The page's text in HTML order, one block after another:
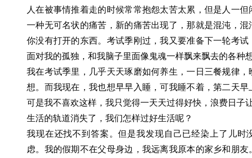
人在被事情推着走的时候常常抱怨太苦太累，但是人一
一种无可名状的痛苦，新的痛苦出现了，那就是混沌，
你没有打开的东西。考试季刚过，我又要准备下一轮考
面对我的孤独，和我脑子里面像鬼魂一样飘来飘去的各种想
我在考试季里，几乎天天琢磨如何养生，一日三餐规律
想。而我现在，我也想早早入睡，可我睡不着，第二天早
可是我不喜欢这样，我只觉得一天天过得好快，浪费日子
生活的轨道消失了，我们怎样过好生活呢？
我现在还找不到答案。但是我发现自己已经染上了儿时
虑。我的假期不在父母身边，我远离我原本的家乡和朋